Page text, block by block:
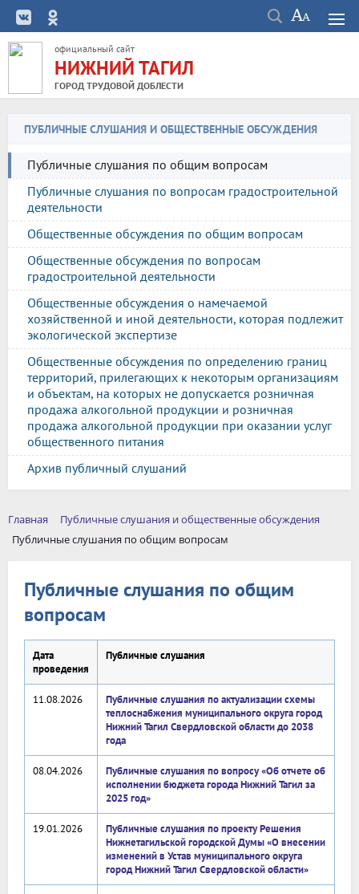
официальный сайт
НИЖНИЙ ТАГИЛ
ГОРОД ТРУДОВОЙ ДОБЛЕСТИ
ПУБЛИЧНЫЕ СЛУШАНИЯ И ОБЩЕСТВЕННЫЕ ОБСУЖДЕНИЯ
Публичные слушания по общим вопросам
Публичные слушания по вопросам градостроительной
деятельности
Общественные обсуждения по общим вопросам
Общественные обсуждения по вопросам
градостроительной деятельности
Общественные обсуждения о намечаемой
хозяйственной и иной деятельности, которая подлежит
экологической экспертизе
Общественные обсуждения по определению границ
территорий, прилегающих к некоторым организациям
и объектам, на которых не допускается розничная
продажа алкогольной продукции и розничная
продажа алкогольной продукции при оказании услуг
общественного питания
Архив публичный слушаний
Главная
Публичные слушания и общественные обсуждения
Публичные слушания по общим вопросам
Публичные слушания по общим
вопросам
Дата
проведения
Публичные слушания
11.08.2026
Публичные слушания по актуализации схемы
теплоснабжения муниципального округа город
Нижний Тагил Свердловской области до 2038
года
08.04.2026
Публичные слушания по вопросу «Об отчете об
исполнении бюджета города Нижний Тагил за
2025 год»
19.01.2026
Публичные слушания по проекту Решения
Нижнетагильской городской Думы «О внесении
изменений в Устав муниципального округа
город Нижний Тагил Свердловской области»